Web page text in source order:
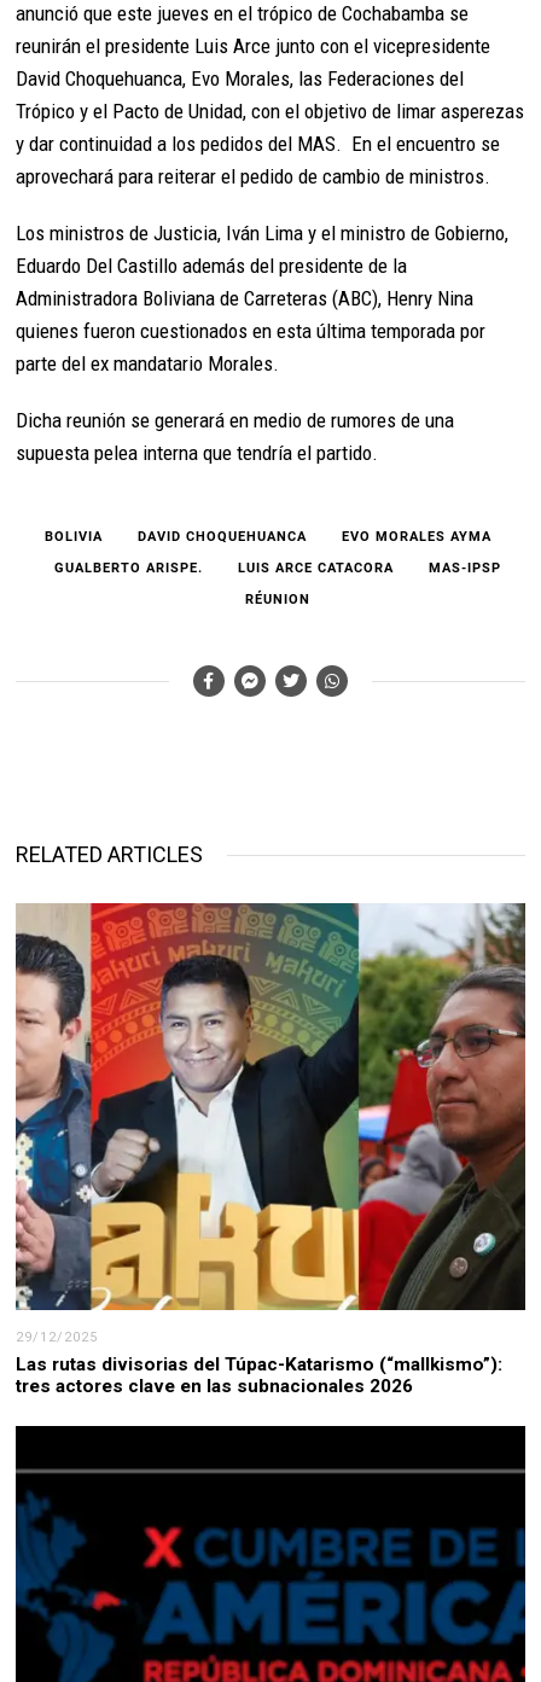
anunció que este jueves en el trópico de Cochabamba se
reunirán el presidente Luis Arce junto con el vicepresidente
David Choquehuanca, Evo Morales, las Federaciones del
Trópico y el Pacto de Unidad, con el objetivo de limar asperezas
y dar continuidad a los pedidos del MAS. En el encuentro se
aprovechará para reiterar el pedido de cambio de ministros.
Los ministros de Justicia, Iván Lima y el ministro de Gobierno,
Eduardo Del Castillo además del presidente de la
Administradora Boliviana de Carreteras (ABC), Henry Nina
quienes fueron cuestionados en esta última temporada por
parte del ex mandatario Morales.
Dicha reunión se generará en medio de rumores de una
supuesta pelea interna que tendría el partido.
BOLIVIA DAVID CHOQUEHUANCA
EVO MORALES AYMA
GUALBERTO ARISPE.
LUIS ARCE CATACORA
MAS-IPSP
RÉUNION
RELATED ARTICLES
29/12/2025
Las rutas divisorias del Túpac-Katarismo (“mallkismo”):
tres actores clave en las subnacionales 2026